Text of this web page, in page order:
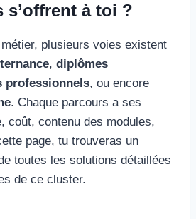
s’offrent à toi ?
plusieurs voies existent
, diplômes
professionnels, ou encore
. Chaque parcours a ses
coût, contenu des modules,
page, tu trouveras un
toutes les solutions détaillées
de ce cluster.